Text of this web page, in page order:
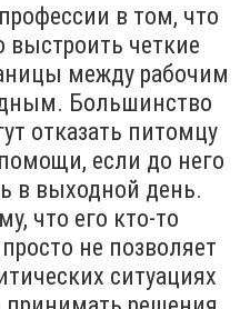
в том, что
выстроить четкие
между рабочим
Большинство
отказать питомцу
если до него
в выходной день.
что его кто-то
не позволяет
ситуациях